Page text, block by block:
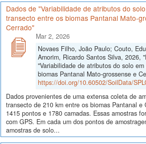
Dados de "Variabilidade de atributos do
transecto entre os biomas Pantanal Mato-
Cerrado"
Mar 2, 2026
Novaes Filho, João Paulo; Couto,
Amorim, Ricardo Santos Silva, 2026,
"Variabilidade de atributos do solo
biomas Pantanal Mato-grossense e
https://doi.org/10.60502/SoilData/
Dados provenientes de uma extensa coleta de
transecto de 210 km entre os biomas Pantanal e
1415 pontos e 1780 camadas. Essas amostras
com GPS. Em cada um dos pontos de
amostras de solo...